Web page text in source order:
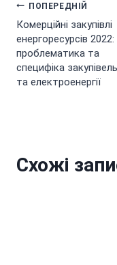
Навігація
записів
ПОПЕРЕДНІЙ
Комерційні закупівлі
енергоресурсів 2022:
проблематика та
специфіка
та електроенергії
Схожі